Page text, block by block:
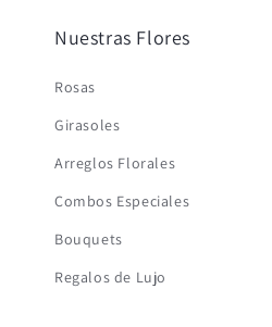
Nuestras Flores
Rosas
Girasoles
Arreglos Florales
Combos Especiales
Bouquets
Regalos de Lujo